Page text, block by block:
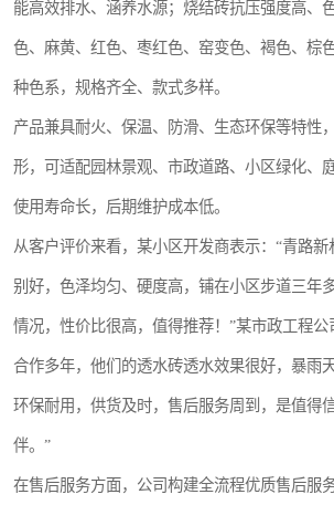
能高效排水、涵养水源；烧结砖抗压强度高、
色、麻黄、红色、枣红色、窑变色、褐色、棕
种色系，规格齐全、款式多样。
产品兼具耐火、保温、防滑、生态环保等特性
形，可适配园林景观、市政道路、小区绿化、
使用寿命长，后期维护成本低。
从客户评价来看，某小区开发商表示：“青路
别好，色泽均匀、硬度高，铺在小区步道三年
情况，性价比很高，值得推荐！”某市政工程公
合作多年，他们的透水砖透水效果很好，暴雨
环保耐用，供货及时，售后服务周到，是值得
伴。”
在售后服务方面，公司构建全流程优质售后服